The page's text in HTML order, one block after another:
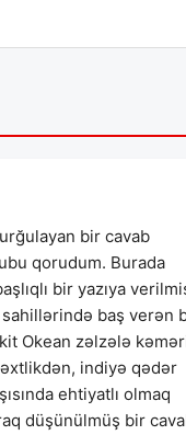
bir cavab
qorudum. Burada
bir yazıya
sahillərində baş verən
Okean zəlzələ
indiyə qədər
ehtiyatlı olmaq
düşünülmüş bir